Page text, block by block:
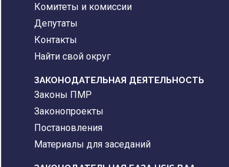
Комитеты и комиссии
Депутаты
Контакты
Найти свой округ
ЗАКОНОДАТЕЛЬНАЯ ДЕЯТЕЛЬНОСТЬ
Законы ПМР
Законопроекты
Постановления
Материалы для заседаний